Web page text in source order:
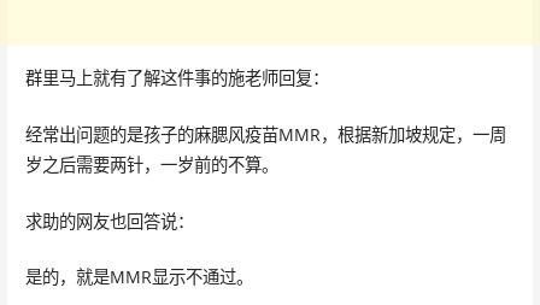
群里马上就有了解这件事的施老师回复：
经常出问题的是孩子的麻腮风疫苗MMR，根据新加坡规定，一周
岁之后需要两针，一岁前的不算。
求助的网友也回答说：
是的，就是MMR显示不通过。